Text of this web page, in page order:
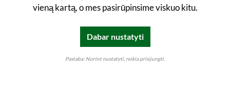
vieną kartą, o mes pasirūpinsime viskuo kitu.
Dabar nustatyti
Pastaba: Norint nustatyti, reikia prisijungti.